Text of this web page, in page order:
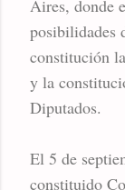
Aires, donde
posibilidades
constitución
y la
Diputados.
El 5 de
constituido